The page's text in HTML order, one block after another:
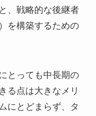
、戦略的な後継者
を構築するための
とっても中長期の
る点は大きなメリ
にとどまらず、タ